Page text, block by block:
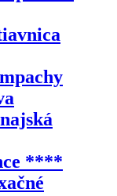
****